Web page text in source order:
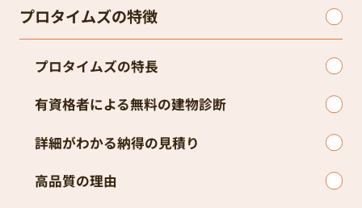
プロタイムズの特徴
プロタイムズの特長
有資格者による無料の建物診断
詳細がわかる納得の見積り
高品質の理由